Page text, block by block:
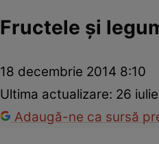
Fructele şi
18 decembrie 2014 8:10
Ultima actualizare: 26
Adaugă-ne ca sursă